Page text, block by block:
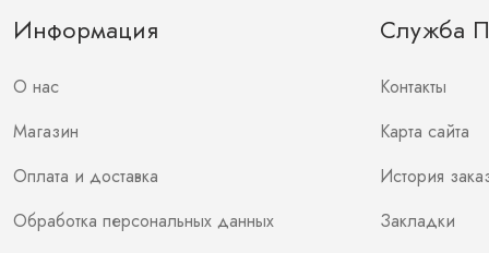
Информация
О нас
Магазин
Оплата и доставка
Обработка персональных данных
Служба
Контакты
Карта сайта
История
Закладки